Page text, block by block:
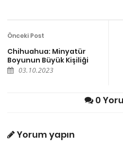
Önceki Post
Chihuahua: Minyatür
Boyunun Büyük Kişiliği
03.10.2023
0
Yorum yapın